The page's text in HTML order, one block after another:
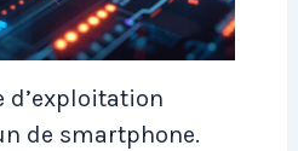
d’exploitation
de smartphone.